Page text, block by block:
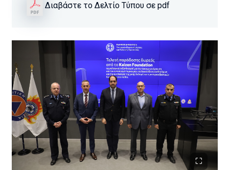
Διαβάστε το Δελτίο Τύπου σε pdf